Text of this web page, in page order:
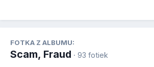
FOTKA Z ALBUMU:
Scam, Fraud · 93 fotiek